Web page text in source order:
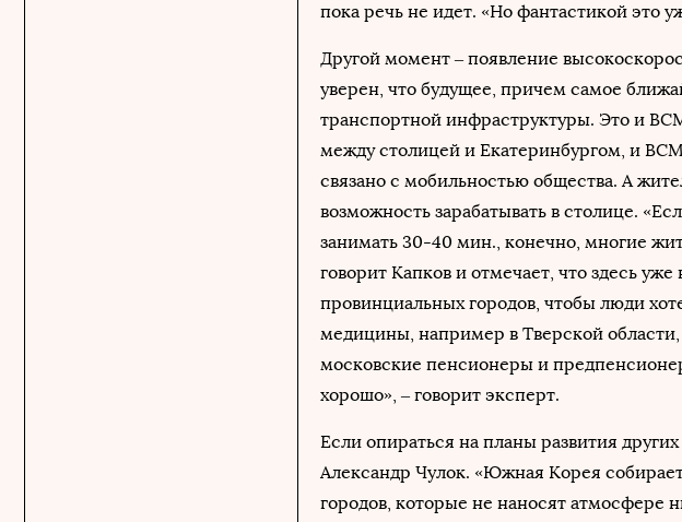
пока речь не идет. «Но фантастикой это
Другой момент – появление
уверен, что будущее, причем самое
транспортной инфраструктуры. Это и
между столицей и Екатеринбургом, и
связано с мобильностью общества. А
возможность зарабатывать в столице.
занимать 30-40 мин., конечно, многие
говорит Капков и отмечает, что здесь
провинциальных городов, чтобы люди
медицины, например в Тверской
московские пенсионеры и
хорошо», – говорит эксперт.
Если опираться на планы развития
Александр Чулок. «Южная Корея
городов, которые не наносят атмосфере